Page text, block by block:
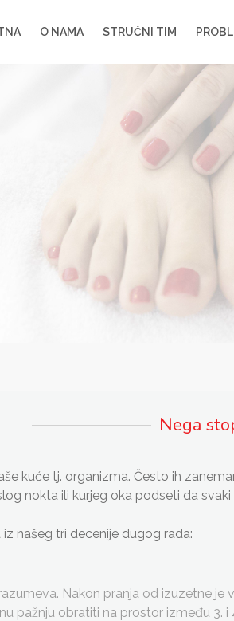
O NAMA STRUČNI TIM
Nega
kuće tj. organizma. Često ih
nokta ili kurjeg oka podseti da
našeg tri decenije dugog rada:
Nakon pranja od izuzetne
pažnju obratiti na prostor između 3. i